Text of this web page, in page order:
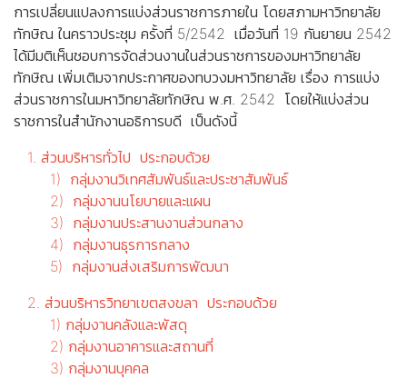
การเปลี่ยนแปลงการแบ่งส่วนราชการภายใน โดยสภามหาวิทยาลัย
ทักษิณ ในคราวประชุม ครั้งที่ 5/2542 เมื่อวันที่ 19 กันยายน 2542
ได้มีมติเห็นชอบการจัดส่วนงานในส่วนราชการของมหาวิทยาลัย
ทักษิณ เพิ่มเติมจากประกาศของทบวงมหาวิทยาลัย เรื่อง การแบ่ง
ส่วนราชการในมหาวิทยาลัยทักษิณ พ.ศ. 2542 โดยให้แบ่งส่วน
ราชการในสำนักงานอธิการบดี เป็นดังนี้
1. ส่วนบริหารทั่วไป ประกอบด้วย
1) กลุ่มงานวิเทศสัมพันธ์และประชาสัมพันธ์
2) กลุ่มงานนโยบายและแผน
3) กลุ่มงานประสานงานส่วนกลาง
4) กลุ่มงานธุรการกลาง
5) กลุ่มงานส่งเสริมการพัฒนา
2. ส่วนบริหารวิทยาเขตสงขลา ประกอบด้วย
1) กลุ่มงานคลังและพัสดุ
2) กลุ่มงานอาคารและสถานที่
3) กลุ่มงานบุคคล